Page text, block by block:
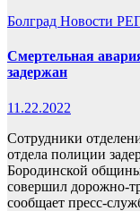
Болград Новости
Смертельная
задержан
11.22.2022
Сотрудники
отдела полиции
Бородинской
совершил дорожно-
сообщает пресс-